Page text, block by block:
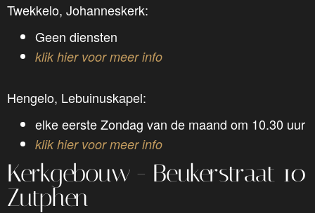
Twekkelo, Johanneskerk:
Geen diensten
klik hier voor meer info
Hengelo, Lebuinuskapel:
elke eerste Zondag van de maand om 10.30 uur
klik hier voor meer info
Kerkgebouw - Beukerstraat 10
Zutphen